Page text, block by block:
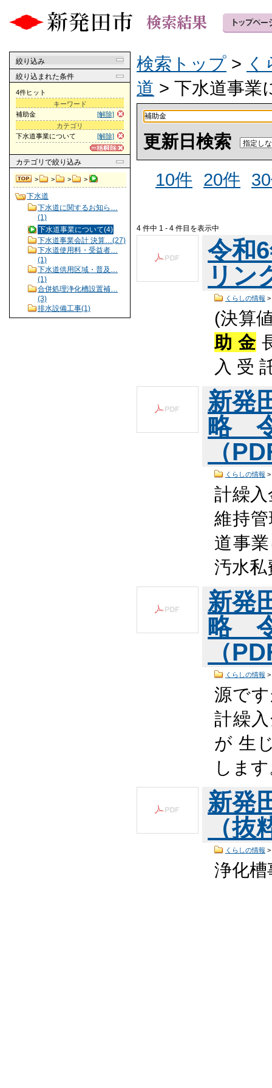
絞り込み
絞り込まれた条件
4件ヒット
キーワード
[解除]
補助金
カテゴリ
[解除]
下水道事業について
カテゴリ で絞り込み
> > > >
下水道
下水道に関するお知ら…
(1)
下水道事業について(4)
下水道事業会計 決算…(27)
下水道使用料・受益者…
(1)
下水道供用区域・普及…
(1)
合併処理浄化槽設置補…
(3)
排水設備工事(1)
検索トップ > く
道 > 下水道事業
更新日検索
10件
20件
4 件中 1 - 4 件目を表示中
令和
リン
くらしの情報 >
(決算
助 金
入 受
新発
略
（
くらしの情報 >
計繰
維持
道事
汚水
新発
略
（
くらしの情報 >
源で
計繰
が 生
しま
新発
（
くらしの情報 >
浄化